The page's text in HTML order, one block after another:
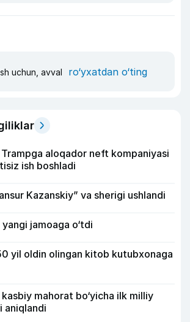
uchun, avval ro‘yxatdan o‘ting
aloqador neft kompaniyasi
ish boshladi
Kazanskiy” va sherigi ushlandi
yangi jamoaga o‘tdi
yil oldin olingan kitob kutubxonaga
mahorat bo‘yicha ilk milliy
aniqlandi